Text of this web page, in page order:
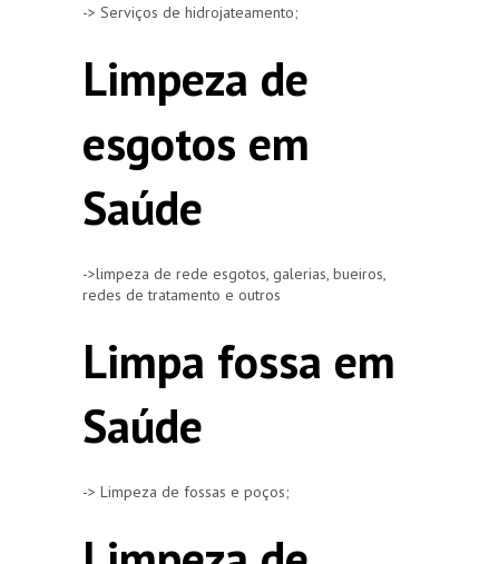
-> Serviços de hidrojateamento;
Limpeza de
esgotos em
Saúde
->limpeza de rede esgotos, galerias, bueiros,
redes de tratamento e outros
Limpa fossa em
Saúde
-> Limpeza de fossas e poços;